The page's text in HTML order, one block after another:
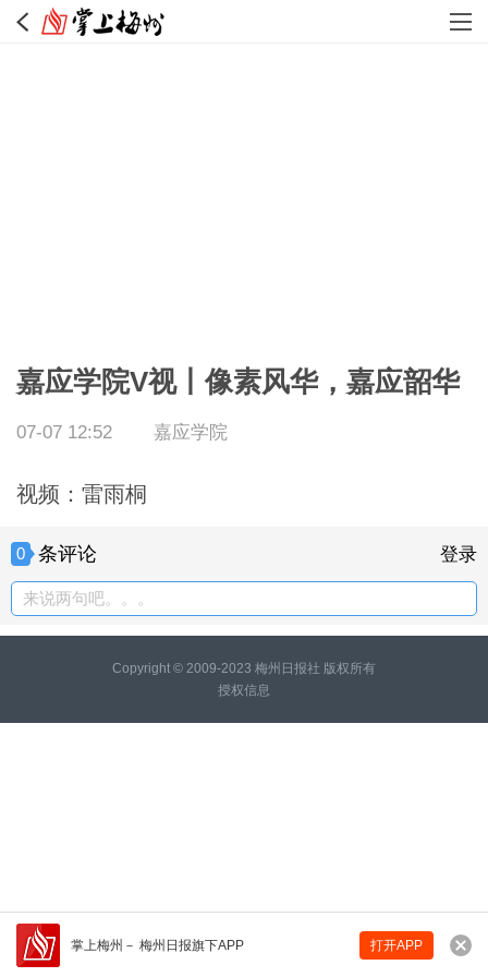
掌上梅州 － 梅州日报旗下APP 打开APP
嘉应学院V视丨像素风华，嘉应韶华
07-07 12:52 嘉应学院
视频：雷雨桐
0 条评论 登录
来说两句吧。。。
来说两句吧...
Copyright © 2009-2023 梅州日报社 版权所有
授权信息